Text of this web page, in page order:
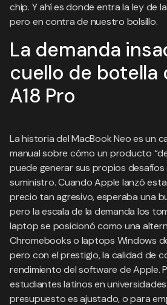
chip. Y ahí es donde entra la ley de
pero en contra de nuestro bolsillo.
La demanda
cuello de botella
A18 Pro
La historia del MacBook Neo es un
manual sobre cómo un producto
puede generar sus propios
suministro. Cuando Apple lanzó
precio tan agresivo, esperaba una
pero la escala de la demanda los
laptop se posicionó como una
Chromebooks o laptops Windows
pero con el prestigio, la calidad de
rendimiento del software de Apple.
estudiantes latinos en universidades
presupuesto es ajustado, o para